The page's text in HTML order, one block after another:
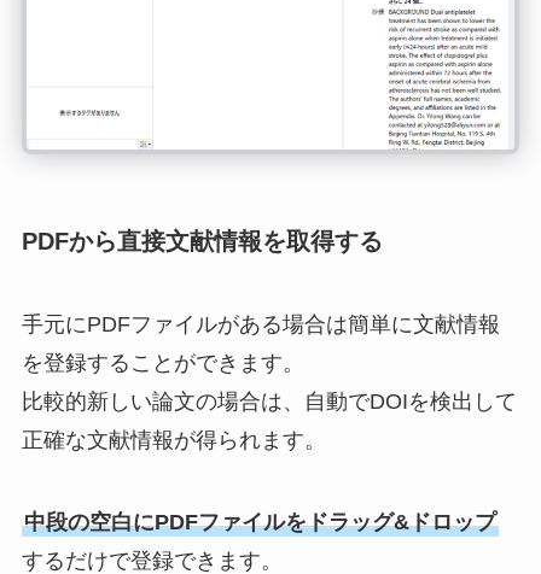
PDFから直接文献情報を取得する
手元にPDFファイルがある場合は簡単に文献情報
を登録することができます。
比較的新しい論文の場合は、自動でDOIを検出して
正確な文献情報が得られます。
中段の空白にPDFファイルをドラッグ&ドロップ
するだけで登録できます。